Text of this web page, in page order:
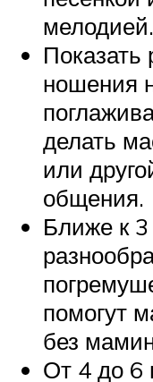
мелодией.
Показать
ношения
делать
или
общения.
Ближе к
помогут
без
От 4 до 6